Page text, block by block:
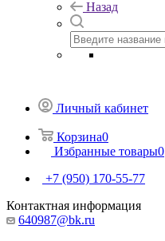
Назад
Личный кабинет
Корзина0
Избранные товары0
+7 (950) 170-55-77
Контактная информация
640987@bk.ru